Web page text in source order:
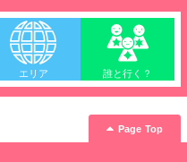
エリア 誰と行く？
Page Top